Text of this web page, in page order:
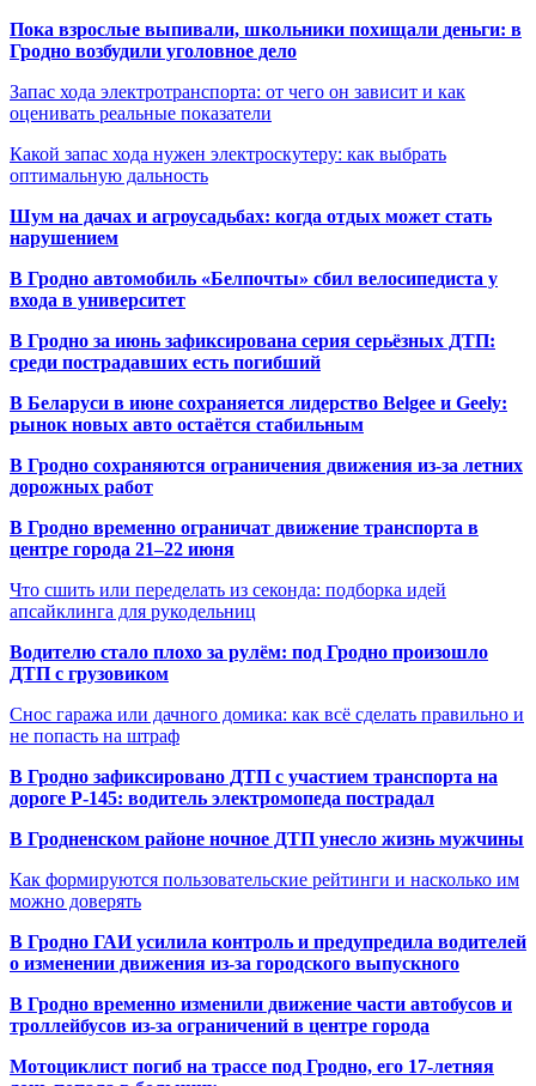
Пока взрослые выпивали, школьники похищали деньги: в
Гродно возбудили уголовное дело
Запас хода электротранспорта: от чего он зависит и как
оценивать реальные показатели
Какой запас хода нужен электроскутеру: как выбрать
оптимальную дальность
Шум на дачах и агроусадьбах: когда отдых может стать
нарушением
В Гродно автомобиль «Белпочты» сбил велосипедиста у
входа в университет
В Гродно за июнь зафиксирована серия серьёзных ДТП:
среди пострадавших есть погибший
В Беларуси в июне сохраняется лидерство Belgee и Geely:
рынок новых авто остаётся стабильным
В Гродно сохраняются ограничения движения из-за летних
дорожных работ
В Гродно временно ограничат движение транспорта в
центре города 21–22 июня
Что сшить или переделать из секонда: подборка идей
апсайклинга для рукодельниц
Водителю стало плохо за рулём: под Гродно произошло
ДТП с грузовиком
Снос гаража или дачного домика: как всё сделать правильно и
не попасть на штраф
В Гродно зафиксировано ДТП с участием транспорта на
дороге Р-145: водитель электромопеда пострадал
В Гродненском районе ночное ДТП унесло жизнь мужчины
Как формируются пользовательские рейтинги и насколько им
можно доверять
В Гродно ГАИ усилила контроль и предупредила водителей
о изменении движения из-за городского выпускного
В Гродно временно изменили движение части автобусов и
троллейбусов из-за ограничений в центре города
Мотоциклист погиб на трассе под Гродно, его 17-летняя